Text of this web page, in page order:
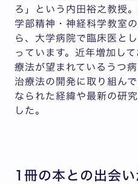
ろ」という内田裕之教授
学部精神・神経科学教室
ら、大学病院で臨床医と
っています。近年増加し
療法が望まれているうつ
治療法の開発に取り組ん
なられた経緯や最新の研
した。
1冊の本との出会